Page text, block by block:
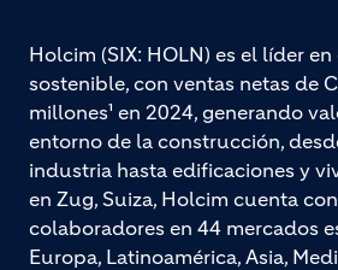
Holcim (SIX: HOLN) es el líder
sostenible, con ventas netas de
millones¹ en 2024, generando
entorno de la construcción,
industria hasta edificaciones y
en Zug, Suiza, Holcim cuenta
colaboradores en 44 mercados
Europa, Latinoamérica, Asia,